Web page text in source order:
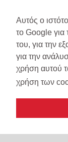
Αυτός ο
το Google
του, για την
για την
χρήση αυτού
χρήση των
copyright
made by